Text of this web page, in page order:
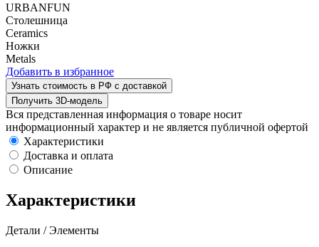
URBANFUN
Столешница
Ceramics
Ножки
Metals
Добавить в избранное
Узнать стоимость в РФ с доставкой
Получить 3D-модель
Вся представленная информация о товаре носит
информационный характер и не является публичной офертой
Характеристики
Доставка и оплата
Описание
Характеристики
Детали / Элементы